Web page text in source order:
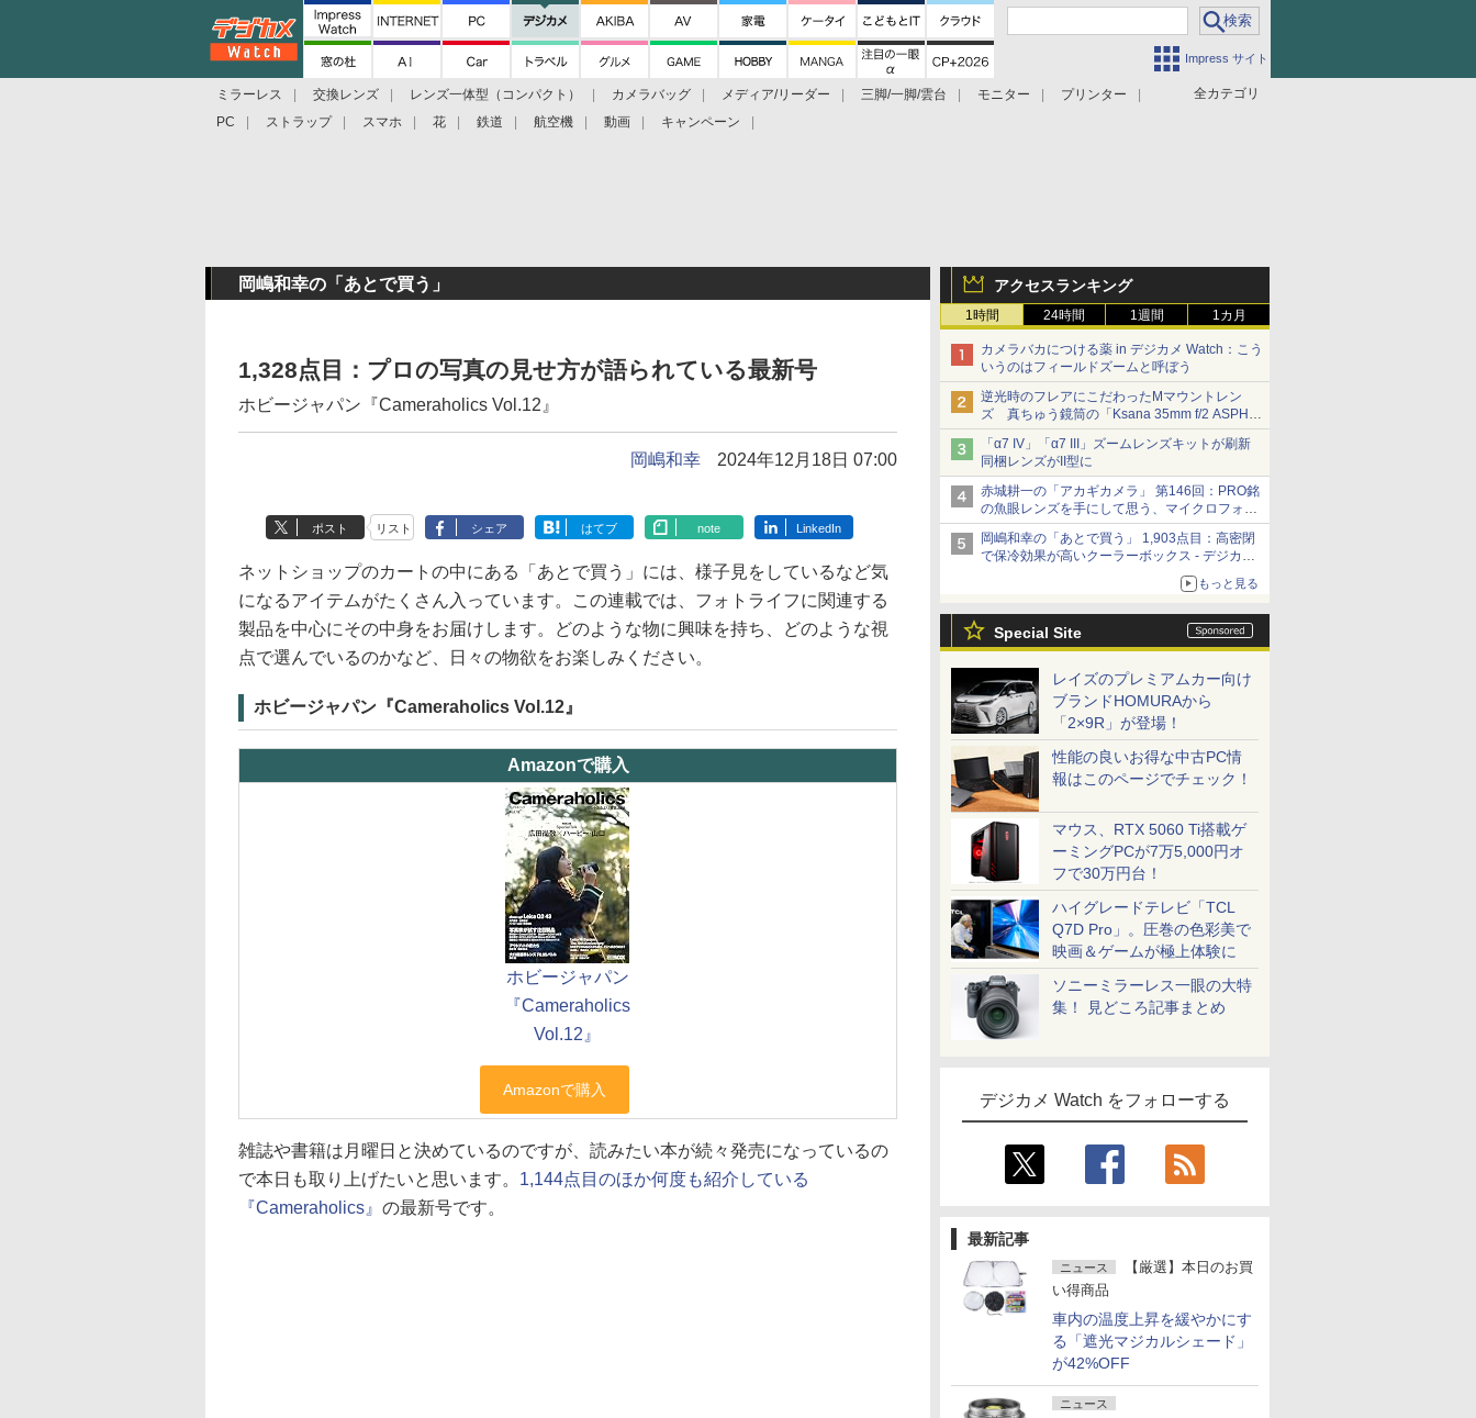
Impress サイト
全カテゴリ
ミラーレス 交換レンズ レンズ一体型（コンパクト） カメラバッグ メディア/リーダー 三脚/一脚/雲台 モニター
プリンター
PC
ストラップ スマホ 花 鉄道 航空機 動画 キャンペーン
アクセスランキング
1時間 24時間 1週間 1カ月
カメラバカにつける薬 in デジカメ Watch：こう
いうのはフィールドズームと呼ぼう
逆光時のフレアにこだわったMマウントレン
ズ 真ちゅう鏡筒の「Ksana 35mm f/2 ASPH.
シルバークローム」
「α7 IV」「α7 III」ズームレンズキットが刷新
同梱レンズがII型に
赤城耕一の「アカギカメラ」 第146回：PRO銘
の魚眼レンズを手にして思う、マイクロフォー
サーズへの期待と可能性
岡嶋和幸の「あとで買う」 1,903点目：高密閉
で保冷効果が高いクーラーボックス - デジカメ
もっと見る
Special Site
レイズのプレミアムカー向け
ブランドHOMURAから
「2×9R」が登場！
性能の良いお得な中古PC情
報はこのページでチェック！
マウス、RTX 5060 Ti搭載ゲ
ーミングPCが7万5,000円オ
フで30万円台！
ハイグレードテレビ「TCL
Q7D Pro」。圧巻の色彩美で
映画＆ゲームが極上体験に
ソニーミラーレス一眼の大特
集！ 見どころ記事まとめ
デジカメ Watch をフォローする
最新記事
ニュース
【厳選】本日のお買
い得商品
車内の温度上昇を緩やかにす
る「遮光マジカルシェード」
が42%OFF
ニュース
岡嶋和幸の「あとで買う」
1,328点目：プロの写真の見せ方が語られている最新号
ホビージャパン『Cameraholics Vol.12』
岡嶋和幸 2024年12月18日 07:00
ポスト リスト シェア はてブ note LinkedIn
ネットショップのカートの中にある「あとで買う」には、様子見をしているなど気
になるアイテムがたくさん入っています。この連載では、フォトライフに関連する
製品を中心にその中身をお届けします。どのような物に興味を持ち、どのような視
点で選んでいるのかなど、日々の物欲をお楽しみください。
ホビージャパン『Cameraholics Vol.12』
Amazonで購入
ホビージャパン
『Cameraholics
Vol.12』
雑誌や書籍は月曜日と決めているのですが、読みたい本が続々発売になっているの
で本日も取り上げたいと思います。 1,144点目のほか何度も紹介している
『Cameraholics』 の最新号です。